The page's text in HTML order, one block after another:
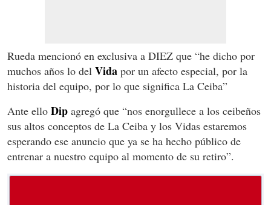
Rueda mencionó en exclusiva a DIEZ que “he dicho por
muchos años lo del Vida por un afecto especial, por la
historia del equipo, por lo que significa La Ceiba”
Ante ello Dip agregó que “nos enorgullece a los ceibeños
sus altos conceptos de La Ceiba y los Vidas estaremos
esperando ese anuncio que ya se ha hecho público de
entrenar a nuestro equipo al momento de su retiro”.